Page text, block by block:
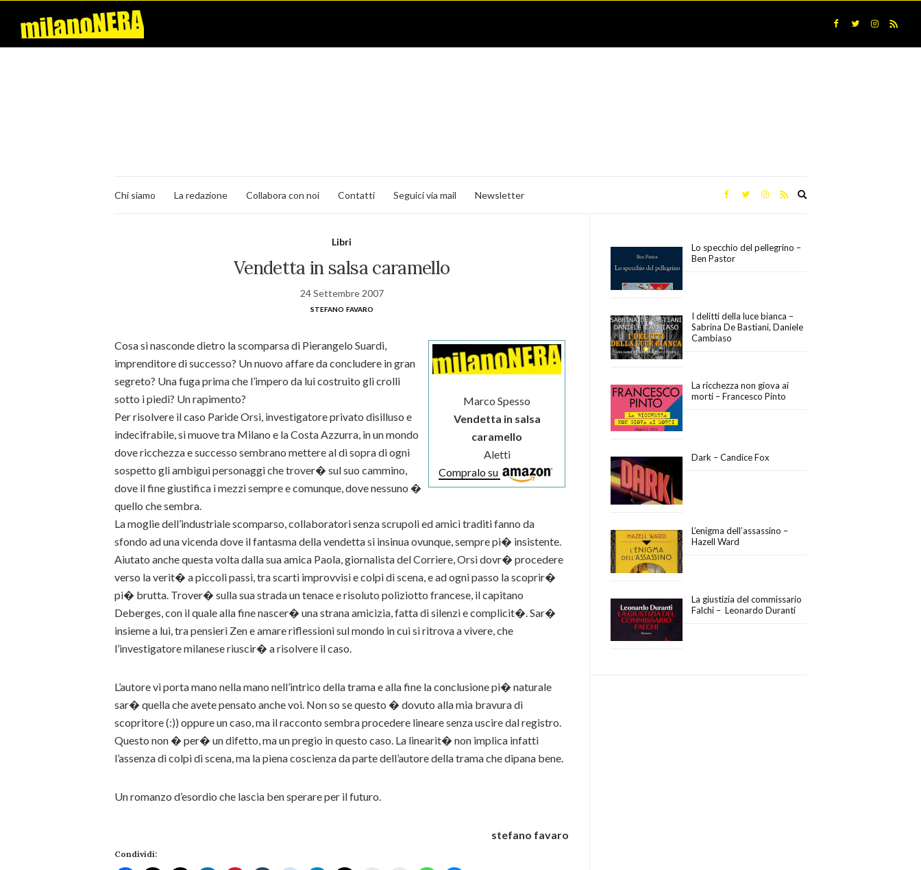
Chi siamo La redazione Collabora con noi Contatti Seguici via mail Newsletter
Libri
Vendetta in salsa caramello
24 Settembre 2007
stefano favaro
Marco Spesso
Vendetta in salsa
caramello
Aletti
Compralo su
Cosa si nasconde dietro la scomparsa di Pierangelo Suardi,
imprenditore di successo? Un nuovo affare da concludere in gran
segreto? Una fuga prima che l’impero da lui costruito gli crolli
sotto i piedi? Un rapimento?
Per risolvere il caso Paride Orsi, investigatore privato disilluso e
indecifrabile, si muove tra Milano e la Costa Azzurra, in un mondo
dove ricchezza e successo sembrano mettere al di sopra di ogni
sospetto gli ambigui personaggi che trover� sul suo cammino,
dove il fine giustifica i mezzi sempre e comunque, dove nessuno �
quello che sembra.
La moglie dell’industriale scomparso, collaboratori senza scrupoli ed amici traditi fanno da
sfondo ad una vicenda dove il fantasma della vendetta si insinua ovunque, sempre pi� insistente.
Aiutato anche questa volta dalla sua amica Paola, giornalista del Corriere, Orsi dovr� procedere
verso la verit� a piccoli passi, tra scarti improvvisi e colpi di scena, e ad ogni passo la scoprir�
pi� brutta. Trover� sulla sua strada un tenace e risoluto poliziotto francese, il capitano
Deberges, con il quale alla fine nascer� una strana amicizia, fatta di silenzi e complicit�. Sar�
insieme a lui, tra pensieri Zen e amare riflessioni sul mondo in cui si ritrova a vivere, che
l’investigatore milanese riuscir� a risolvere il caso.
L’autore vi porta mano nella mano nell’intrico della trama e alla fine la conclusione pi� naturale
sar� quella che avete pensato anche voi. Non so se questo � dovuto alla mia bravura di
scopritore (:)) oppure un caso, ma il racconto sembra procedere lineare senza uscire dal registro.
Questo non � per� un difetto, ma un pregio in questo caso. La linearit� non implica infatti
l’assenza di colpi di scena, ma la piena coscienza da parte dell’autore della trama che dipana bene.
Un romanzo d’esordio che lascia ben sperare per il futuro.
stefano favaro
Condividi:
Lo specchio del pellegrino –
Ben Pastor
I delitti della luce bianca –
Sabrina De Bastiani, Daniele
Cambiaso
La ricchezza non giova ai
morti – Francesco Pinto
Dark – Candice Fox
L’enigma dell’assassino –
Hazell Ward
La giustizia del commissario
Falchi – Leonardo Duranti